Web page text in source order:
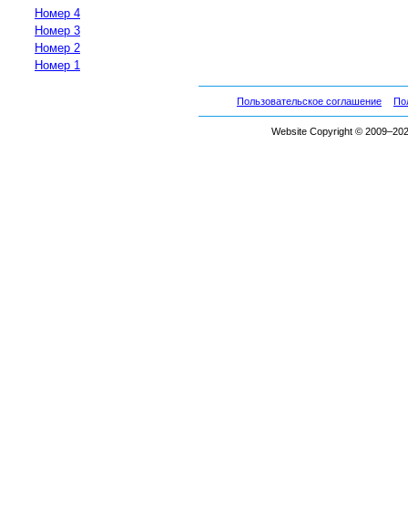
Номер 4
Номер 3
Номер 2
Номер 1
Пользовательское соглашение
Website Copyright ©